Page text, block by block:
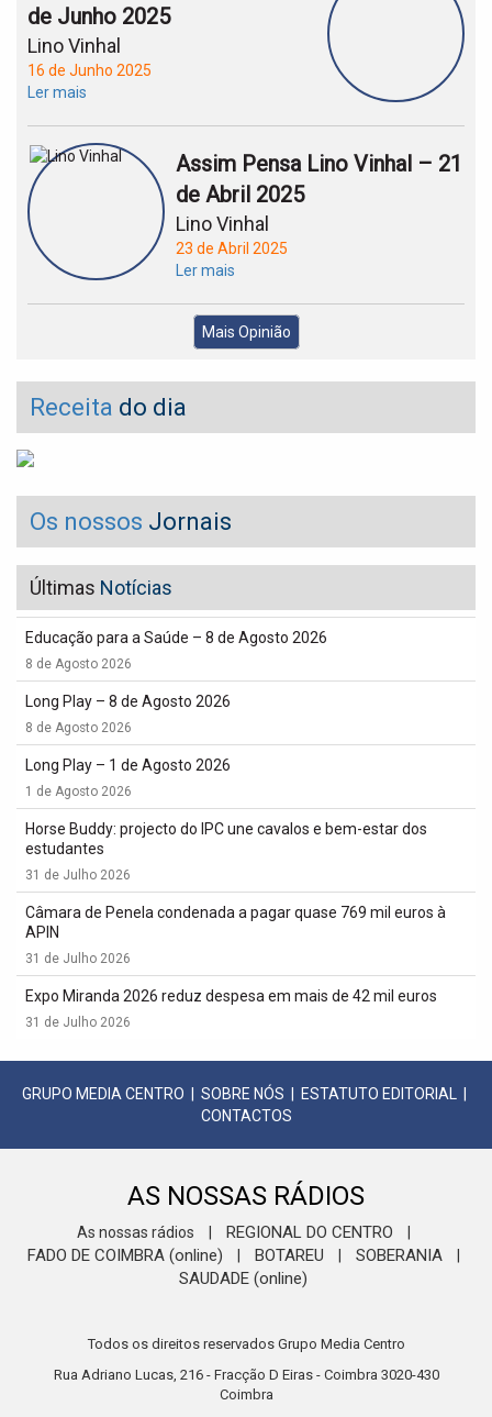
de Junho 2025
Lino Vinhal
16 de Junho 2025
Ler mais
Assim Pensa Lino Vinhal – 21
de Abril 2025
Lino Vinhal
23 de Abril 2025
Ler mais
Mais Opinião
Receita do dia
Os nossos Jornais
Últimas Notícias
Educação para a Saúde – 8 de Agosto 2026
8 de Agosto 2026
Long Play – 8 de Agosto 2026
8 de Agosto 2026
Long Play – 1 de Agosto 2026
1 de Agosto 2026
Horse Buddy: projecto do IPC une cavalos e bem-estar dos
estudantes
31 de Julho 2026
Câmara de Penela condenada a pagar quase 769 mil euros à
APIN
31 de Julho 2026
Expo Miranda 2026 reduz despesa em mais de 42 mil euros
31 de Julho 2026
GRUPO MEDIA CENTRO SOBRE NÓS ESTATUTO EDITORIAL
CONTACTOS
AS NOSSAS RÁDIOS
As nossas rádios REGIONAL DO CENTRO
FADO DE COIMBRA (online) BOTAREU SOBERANIA
SAUDADE (online)
Todos os direitos reservados Grupo Media Centro
Rua Adriano Lucas, 216 - Fracção D Eiras - Coimbra 3020-430
Coimbra